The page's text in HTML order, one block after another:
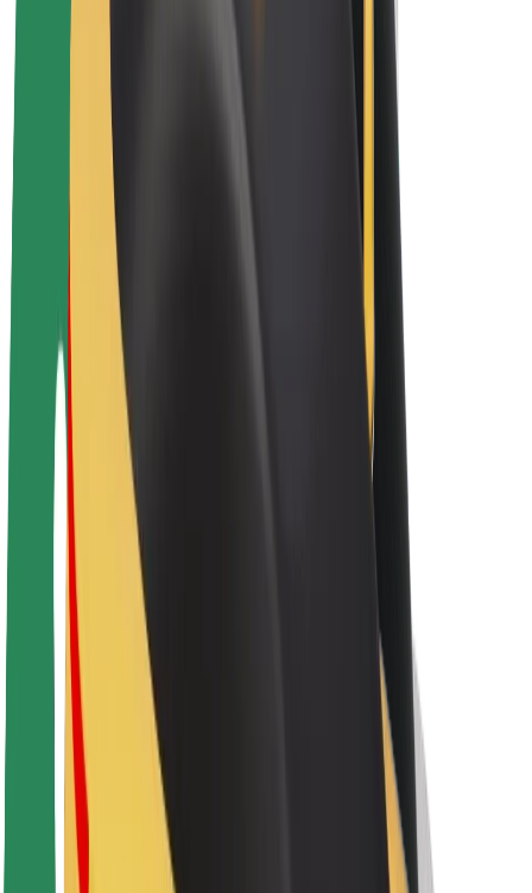
Kurjerpartnera ieņēmumi
Bolt Food tirgotāji
Reģistrē autoparku
Franšīzes
Par uzņēmumu
Karjera
Par Bolt
Bolt ilgtspējība
Project Zero
Blogs
Ziņu telpa
Zīmola vadlīnijas
Misija
Attiecības ar investoriem
Vadība
Pilsētvides fonds
Drošība